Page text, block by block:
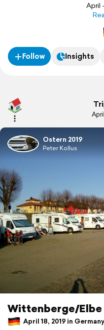
April
Follow Insights
Ostern 2019
Peter Kollus
Wittenberge/Elbe
April 18, 2019 in